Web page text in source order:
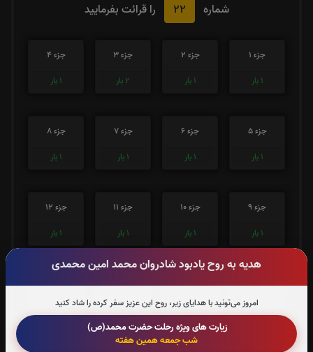
هدیه به روح یادبود شادروان محمد امین محمدی
امروز می‌تونید با هدایای زیر، روح این عزیز سفر کرده را شاد کنید
زیارت های ویژه رحلت حضرت محمد(ص)
شب جمعه همین هفته
شماره
22 را قرائت بفرمایید
جزء 1
1 بار
جزء 2
1 بار
جزء 3
2 بار
جزء 4
1 بار
جزء 5
1 بار
جزء 6
1 بار
جزء 7
1 بار
جزء 8
1 بار
جزء 9
1 بار
جزء 10
1 بار
جزء 11
1 بار
جزء 12
1 بار
جزء 13
بار
جزء 14
1بار
جزء 15
1 بار
جزء 16
1بار